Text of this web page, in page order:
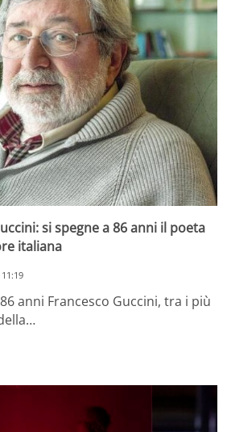
si spegne a 86 anni il poeta
italiana
anni Francesco Guccini, tra i più